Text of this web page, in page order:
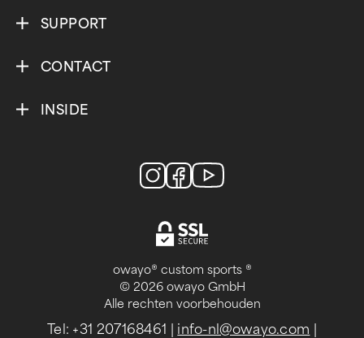
SUPPORT
CONTACT
INSIDE
owayo® custom sports ®
© 2026 owayo GmbH
Alle rechten voorbehouden
Tel: +31 207168461 info-nl@owayo.com